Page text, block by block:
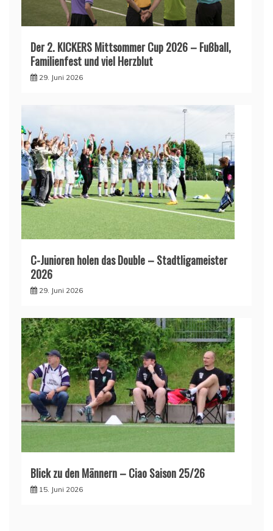
Der 2. KICKERS Mittsommer Cup 2026 – Fußball,
Familienfest und viel Herzblut
29. Juni 2026
C-Junioren holen das Double – Stadtligameister
2026
29. Juni 2026
Blick zu den Männern – Ciao Saison 25/26
15. Juni 2026